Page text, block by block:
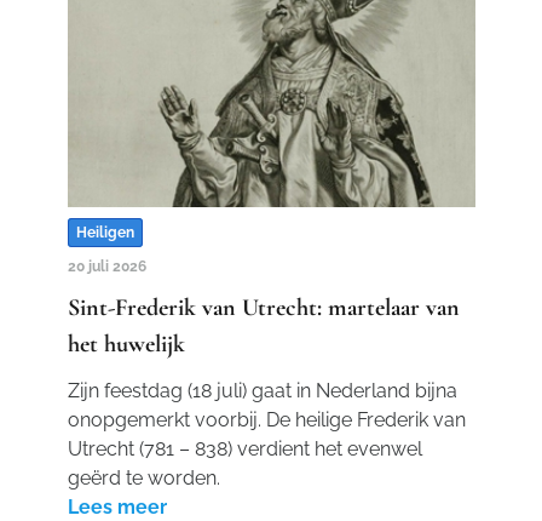
Heiligen
20 juli 2026
Sint-Frederik van Utrecht: martelaar van
het huwelijk
Zijn feestdag (18 juli) gaat in Nederland bijna
onopgemerkt voorbij. De heilige Frederik van
Utrecht (781 – 838) verdient het evenwel
geërd te worden.
Lees meer